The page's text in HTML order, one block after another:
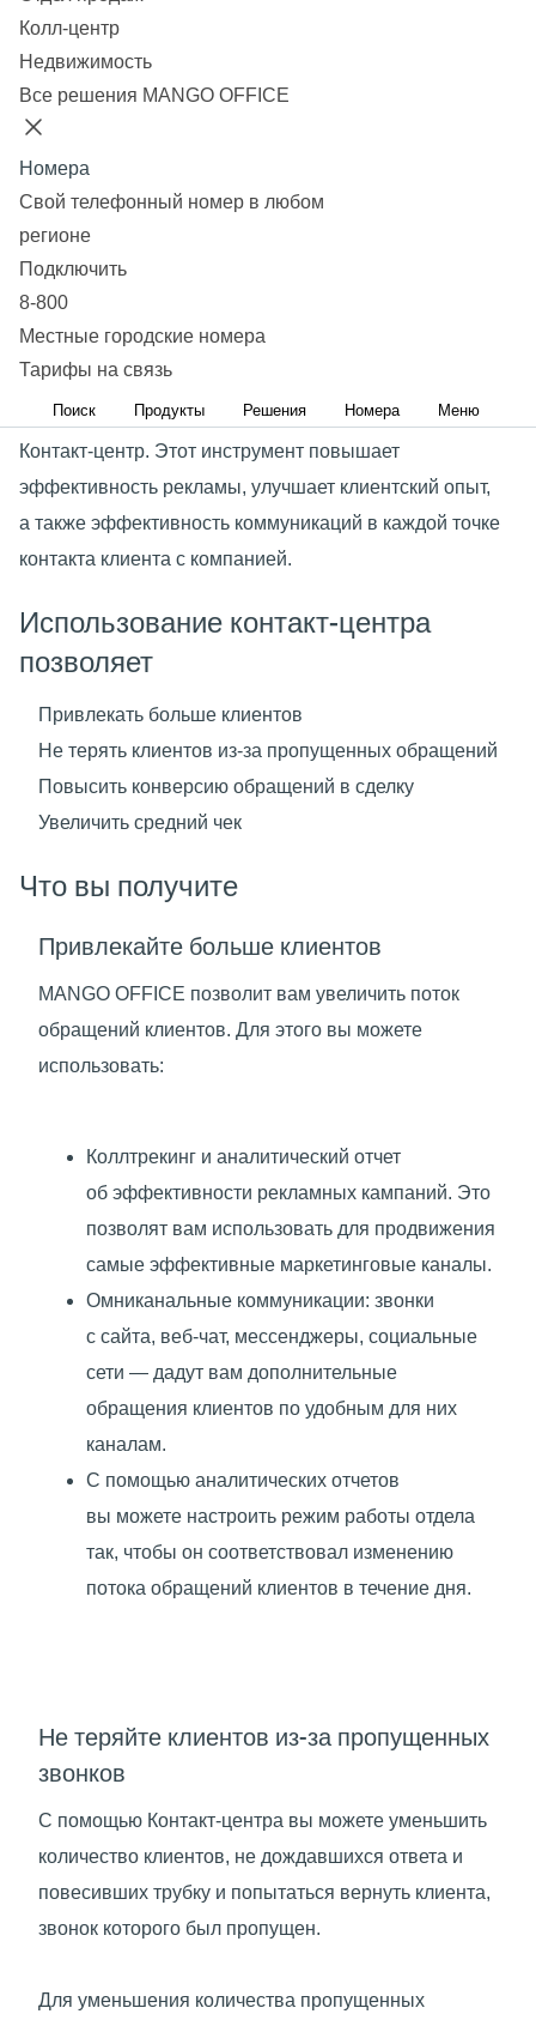
Колл-центр
Недвижимость
Все решения MANGO OFFICE
Номера
Свой телефонный номер в любом
регионе
Подключить
8-800
Местные городские номера
Тарифы на связь
Поиск Продукты Решения Номера Меню
Узнать стоимость
Как облачный контакт-центр
решает задачи отдела
продаж
Основные вызовы, стоящие перед отделами продаж:
привлечь больше обращений потенциальных клиентов,
успешнее конвертировать обращения в продажи
и повысить финансовую отдачу от каждой сделки.
Для решения этих задач мы разработали облачный
Контакт-центр. Этот инструмент повышает
эффективность рекламы, улучшает клиентский опыт,
а также эффективность коммуникаций в каждой точке
контакта клиента с компанией.
Использование контакт-центра
позволяет
Привлекать больше клиентов
Не терять клиентов из-за пропущенных обращений
Повысить конверсию обращений в сделку
Увеличить средний чек
Что вы получите
Привлекайте больше клиентов
MANGO OFFICE позволит вам увеличить поток
обращений клиентов. Для этого вы можете
использовать:
Коллтрекинг и аналитический отчет
об эффективности рекламных кампаний. Это
позволят вам использовать для продвижения
самые эффективные маркетинговые каналы.
Омниканальные коммуникации: звонки
с сайта, веб-чат, мессенджеры, социальные
сети — дадут вам дополнительные
обращения клиентов по удобным для них
каналам.
С помощью аналитических отчетов
вы можете настроить режим работы отдела
так, чтобы он соответствовал изменению
потока обращений клиентов в течение дня.
Не теряйте клиентов из-за пропущенных
звонков
С помощью Контакт-центра вы можете уменьшить
количество клиентов, не дождавшихся ответа и
повесивших трубку и попытаться вернуть клиента,
звонок которого был пропущен.
Для уменьшения количества пропущенных